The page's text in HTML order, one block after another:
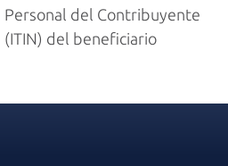
Personal del Contribuyente
(ITIN) del beneficiario